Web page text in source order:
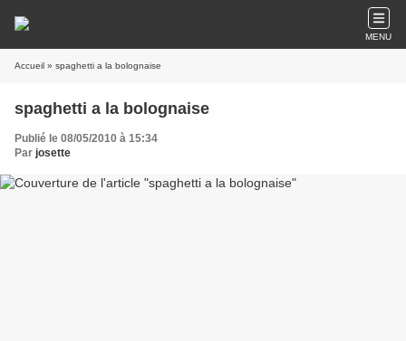
MENU
Accueil » spaghetti a la bolognaise
spaghetti a la bolognaise
Publié le 08/05/2010 à 15:34
Par josette